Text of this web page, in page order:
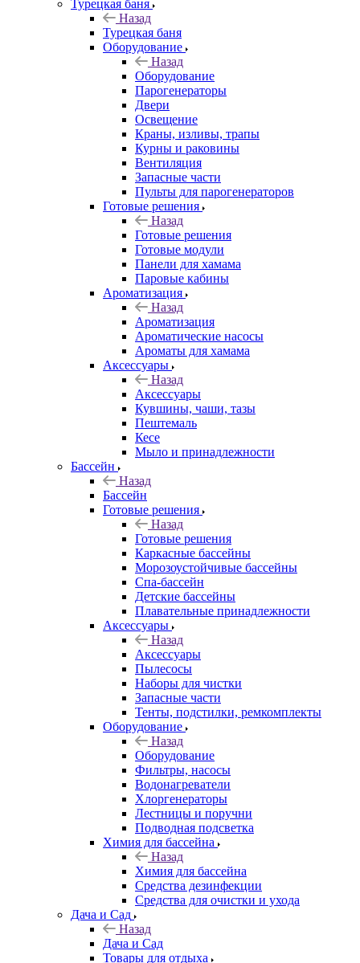
Турецкая баня
Назад
Турецкая баня
Оборудование
Назад
Оборудование
Парогенераторы
Двери
Освещение
Краны, изливы, трапы
Курны и раковины
Вентиляция
Запасные части
Пульты для парогенераторов
Готовые решения
Назад
Готовые решения
Готовые модули
Панели для хамама
Паровые кабины
Ароматизация
Назад
Ароматизация
Ароматические насосы
Ароматы для хамама
Аксессуары
Назад
Аксессуары
Кувшины, чаши, тазы
Пештемаль
Кесе
Мыло и принадлежности
Бассейн
Назад
Бассейн
Готовые решения
Назад
Готовые решения
Каркасные бассейны
Морозоустойчивые бассейны
Спа-бассейн
Детские бассейны
Плавательные принадлежности
Аксессуары
Назад
Аксессуары
Пылесосы
Наборы для чистки
Запасные части
Тенты, подстилки, ремкомплекты
Оборудование
Назад
Оборудование
Фильтры, насосы
Водонагреватели
Хлоргенераторы
Лестницы и поручни
Подводная подсветка
Химия для бассейна
Назад
Химия для бассейна
Средства дезинфекции
Средства для очистки и ухода
Дача и Сад
Назад
Дача и Сад
Товары для отдыха